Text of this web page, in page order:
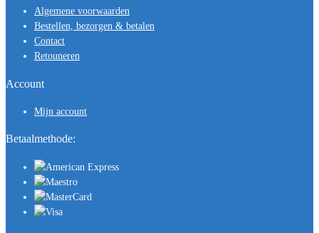
Algemene voorwaarden
Bestellen, bezorgen & betalen
Contact
Retouneren
Account
Mijn account
Betaalmethode: